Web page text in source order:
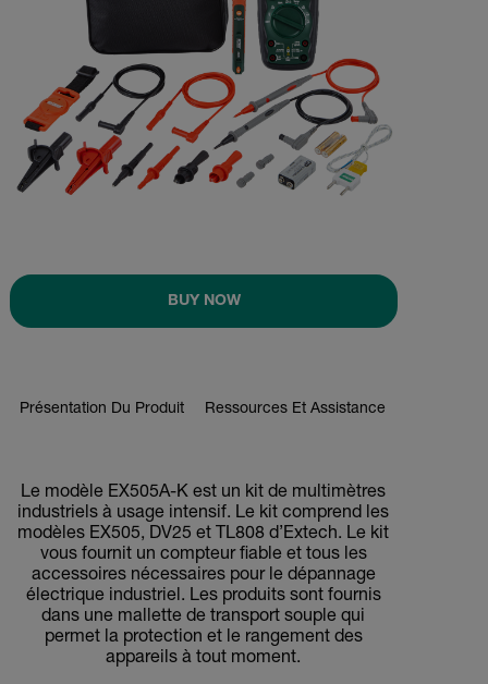
BUY NOW
Présentation Du Produit Ressources Et Assistance
Le modèle EX505A-K est un kit de multimètres
industriels à usage intensif. Le kit comprend les
modèles EX505, DV25 et TL808 d’Extech. Le kit
vous fournit un compteur fiable et tous les
accessoires nécessaires pour le dépannage
électrique industriel. Les produits sont fournis
dans une mallette de transport souple qui
permet la protection et le rangement des
appareils à tout moment.